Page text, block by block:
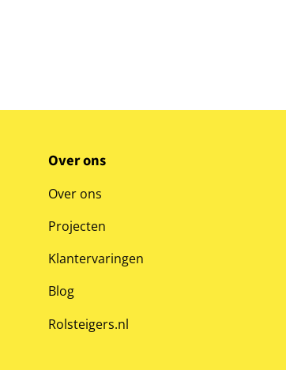
Over ons
Over ons
Projecten
Klantervaringen
Blog
Rolsteigers.nl